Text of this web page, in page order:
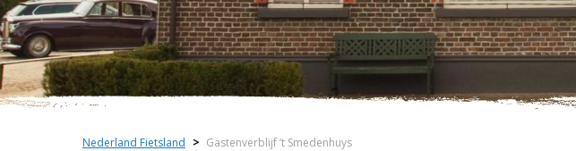
Nederland Fietsland > Gastenverblijf ’t Smedenhuys
+
−